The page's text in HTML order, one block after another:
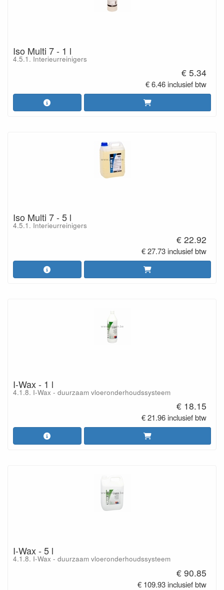
Iso Multi 7 - 1 l
4.5.1. Interieurreinigers
€ 5.34
€ 6.46 inclusief btw
Iso Multi 7 - 5 l
4.5.1. Interieurreinigers
€ 22.92
€ 27.73 inclusief btw
I-Wax - 1 l
4.1.8. I-Wax - duurzaam vloeronderhoudssysteem
€ 18.15
€ 21.96 inclusief btw
I-Wax - 5 l
4.1.8. I-Wax - duurzaam vloeronderhoudssysteem
€ 90.85
€ 109.93 inclusief btw